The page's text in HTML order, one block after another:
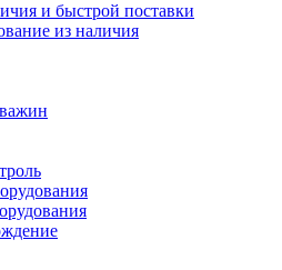
и быстрой поставки